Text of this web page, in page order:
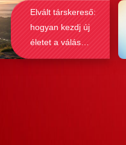
Elvált társkereső:
hogyan kezdj új
életet a válás
után?